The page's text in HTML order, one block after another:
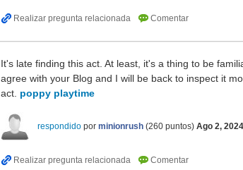
It's late finding this act. At least, it's a thing to be
agree with your Blog and I will be back to inspect it
act. poppy playtime
respondido por minionrush (260 puntos) Ago 2, 2024